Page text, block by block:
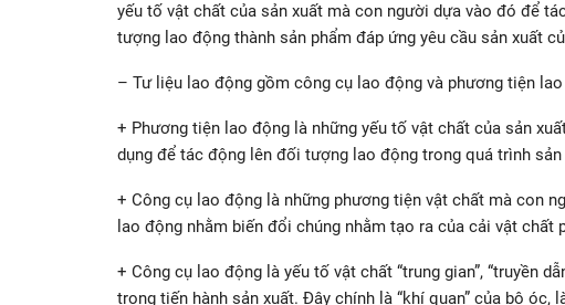
yếu tố vật chất của sản xuất mà con người dựa vào đó để
tượng lao động thành sản phẩm đáp ứng yêu cầu sản xuất
– Tư liệu lao động gồm công cụ lao động và phương tiện
+ Phương tiện lao động là những yếu tố vật chất của sản
dụng để tác động lên đối tượng lao động trong quá trình sản
+ Công cụ lao động là những phương tiện vật chất mà con
lao động nhằm biến đổi chúng nhằm tạo ra của cải vật chất
+ Công cụ lao động là yếu tố vật chất “trung gian”, “truyền
trong tiến hành sản xuất. Đây chính là “khí quan” của bộ